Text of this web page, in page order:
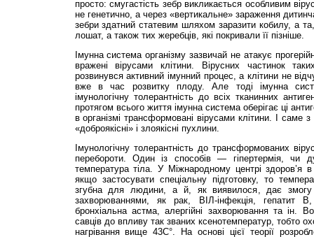
просто: смугастість зебр викликається особливим
не генетично, а через «вертикальне» зараження
зебри здатний статевим шляхом заразити кобилу, а
лошат, а також тих жеребців, які покривали її пізніше.
Імунна система організму зазвичай не атакує
вражені вірусами клітини. Вірусних частинок
розвинувся активний імунний процес, а клітини не
вже в час розвитку плоду. Але тоді імунна
імунологічну толерантність до всіх тканинних
протягом всього життя імунна система оберігає ці
в організмі трансформовані вірусами клітини. І саме
«доброякісні» і злоякісні пухлини.
Імунологічну толерантність до трансформованих
перебороти. Один із способів — гіпертермія, чи
температура тіла. У Міжнародному центрі здоров’я
якщо застосувати спеціальну підготовку, то
згубна для людини, а й, як виявилося, дає змогу
захворюваннями, як рак, ВІЛ-інфекція, гепатит
бронхіальна астма, алергійні захворювання та ін.
савців до впливу так званих ксенотемператур, тобто
нагрівання вище 43С°. На основі цієї теорії